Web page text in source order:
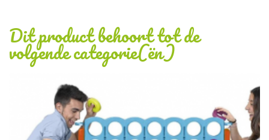
Dit product behoort tot de
volgende categorie(ën)